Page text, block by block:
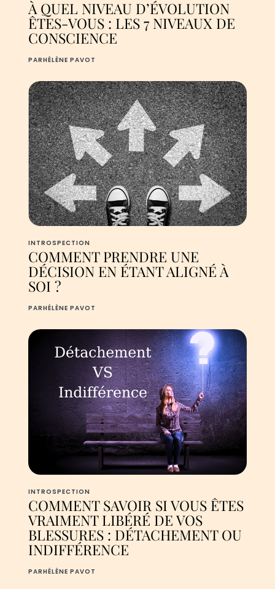
À QUEL NIVEAU D’ÉVOLUTION
ÊTES-VOUS : LES 7 NIVEAUX DE
CONSCIENCE
PARHÉLÈNE PAVOT
INTROSPECTION
COMMENT PRENDRE UNE
DÉCISION EN ÉTANT ALIGNÉ À
SOI ?‍
PARHÉLÈNE PAVOT
INTROSPECTION
COMMENT SAVOIR SI VOUS ÊTES
VRAIMENT LIBÉRÉ DE VOS
BLESSURES : DÉTACHEMENT OU
INDIFFÉRENCE
PARHÉLÈNE PAVOT